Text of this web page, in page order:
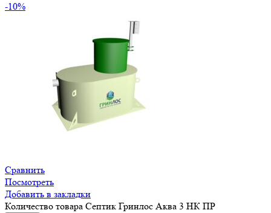
-10%
Сравнить
Посмотреть
Добавить в закладки
Количество товара Септик Гринлос Аква 3 НК ПР